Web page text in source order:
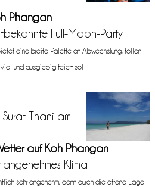
Phangan
Full-Moon-Party
eine breite Palette an Abwechslung, tollen
und ausgiebig feiert sol
Thani am
auf Koh Phangan
Klima
sehr angenehm, denn durch die offene Lage